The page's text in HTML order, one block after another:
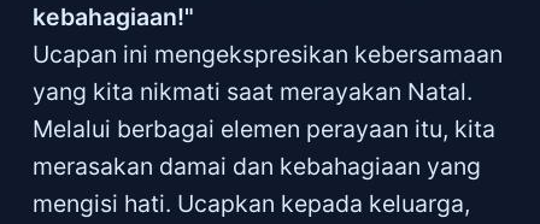
kebahagiaan!"
Ucapan ini mengekspresikan kebersamaan
yang kita nikmati saat merayakan Natal.
Melalui berbagai elemen perayaan itu, kita
merasakan damai dan kebahagiaan yang
mengisi hati. Ucapkan kepada keluarga,